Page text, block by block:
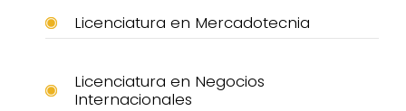
Licenciatura en Mercadotecnia
Licenciatura en Negocios
Internacionales